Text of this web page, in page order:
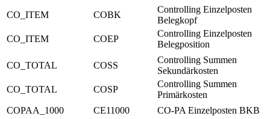
CO_ITEM COBK
Controlling Einzelposten
Belegkopf
CO_ITEM
COEP
Controlling Einzelposten
Belegposition
CO_TOTAL COSS
Controlling Summen
Sekundärkosten
CO_TOTAL
COSP
Controlling Summen
Primärkosten
COPAA_1000
CE11000
CO-PA Einzelposten BKB